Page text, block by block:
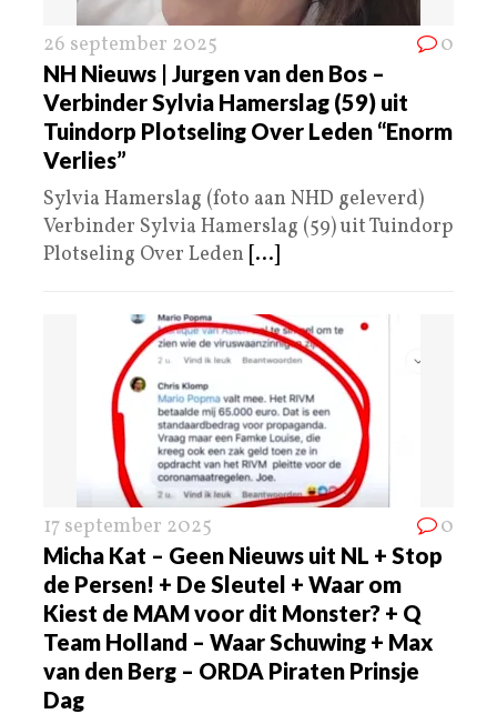
26 september 2025 0
NH Nieuws | Jurgen van den Bos –
Verbinder Sylvia Hamerslag (59) uit
Tuindorp Plotseling Over Leden “Enorm
Verlies”
Sylvia Hamerslag (foto aan NHD geleverd)
Verbinder Sylvia Hamerslag (59) uit Tuindorp
Plotseling Over Leden [...]
17 september 2025 0
Micha Kat – Geen Nieuws uit NL + Stop
de Persen! + De Sleutel + Waar om
Kiest de MAM voor dit Monster? + Q
Team Holland – Waar Schuwing + Max
van den Berg – ORDA Piraten Prinsje
Dag